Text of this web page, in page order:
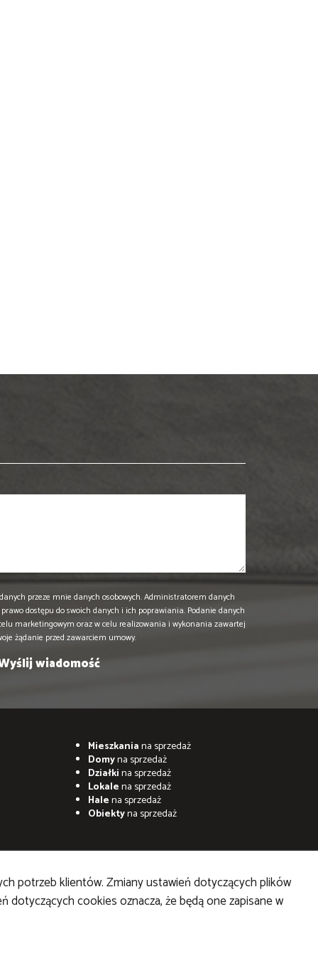
przeze mnie danych osobowych. Administratorem danych
dostępu do swoich danych i ich poprawiania. Podanie danych
marketingowym oraz w celu realizowania i wykonania zawartej
żądanie przed zawarciem umowy.
Mieszkaniana sprzedaż
Domyna sprzedaż
Działkina sprzedaż
Lokalena sprzedaż
Halena sprzedaż
Obiektyna sprzedaż
potrzeb klientów. Zmiany ustawień dotyczących plików
cookies oznacza, że będą one zapisane w